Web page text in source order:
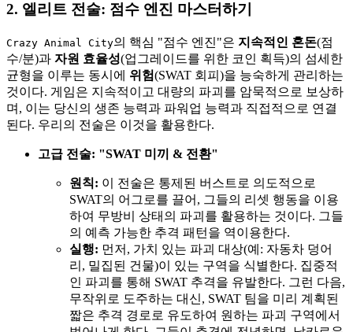
2. 엘리트 전술: 점수 엔진 마스터하기
Crazy Animal City의 핵심 "점수 엔진"은 지속적인 혼돈(점
수/분)과 자원 효율성(업그레이드를 위한 코인 획득)의 섬세한
균형을 이루는 동시에 위험(SWAT 회피)을 능숙하게 관리하는
것이다. 게임은 지속적이고 대량의 파괴를 암묵적으로 보상하
며, 이는 당신의 생존 능력과 파워업 능력과 직접적으로 연결
된다. 우리의 전술은 이것을 활용한다.
고급 전술: "SWAT 미끼 & 전환"
원칙: 이 전술은 통제된 버스트로 의도적으로
SWAT의 어그로를 끌어, 그들의 리셋 행동을 이용
하여 무방비 상태의 파괴를 활용하는 것이다. 그들
의 예측 가능한 추격 패턴을 역이용한다.
실행: 먼저, 가치 있는 파괴 대상(예: 자동차 덩어
리, 밀집된 건물)이 있는 구역을 식별한다. 집중적
인 파괴를 통해 SWAT 추격을 유발한다. 그런 다음,
무작위로 도주하는 대신, SWAT 팀을 미리 계획된
짧은 추격 경로로 유도하여 원하는 파괴 구역에서